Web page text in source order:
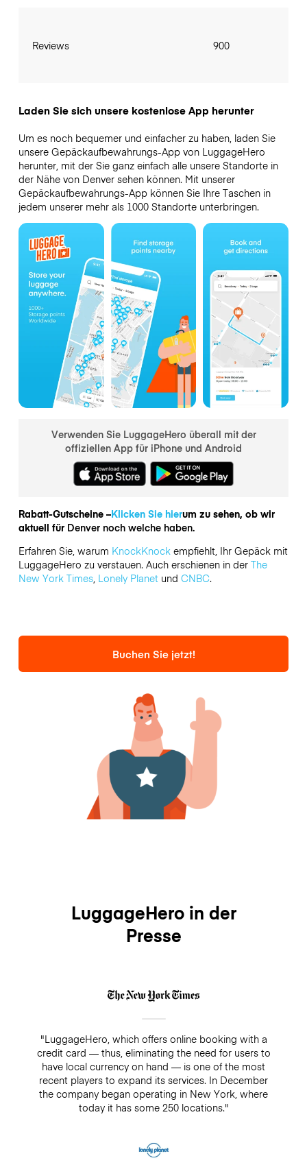
Reviews 900
Laden Sie sich unsere kostenlose App herunter
Um es noch bequemer und einfacher zu haben, laden Sie
unsere Gepäckaufbewahrungs-App von LuggageHero
herunter, mit der Sie ganz einfach alle unsere Standorte in
der Nähe von Denver sehen können. Mit unserer
Gepäckaufbewahrungs-App können Sie Ihre Taschen in
jedem unserer mehr als 1000 Standorte unterbringen.
Verwenden Sie LuggageHero überall mit der
offiziellen App für iPhone und Android
Rabatt-Gutscheine –Klicken Sie hierum zu sehen, ob wir
aktuell für Denver noch welche haben.
Erfahren Sie, warum KnockKnockempfiehlt, Ihr Gepäck mit
LuggageHero zu verstauen. Auch erschienen in der The
New York Times, Lonely Planetund CNBC.
Buchen Sie jetzt!
LuggageHero in der
Presse
"LuggageHero, which offers online booking with a
credit card — thus, eliminating the need for users to
have local currency on hand — is one of the most
recent players to expand its services. In December
the company began operating in New York, where
today it has some 250 locations."